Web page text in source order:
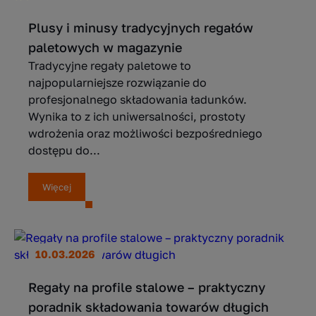
Plusy i minusy tradycyjnych regałów
paletowych w magazynie
Tradycyjne regały paletowe to
najpopularniejsze rozwiązanie do
profesjonalnego składowania ładunków.
Wynika to z ich uniwersalności, prostoty
wdrożenia oraz możliwości bezpośredniego
dostępu do...
Więcej
10.03.2026
Regały na profile stalowe – praktyczny
poradnik składowania towarów długich